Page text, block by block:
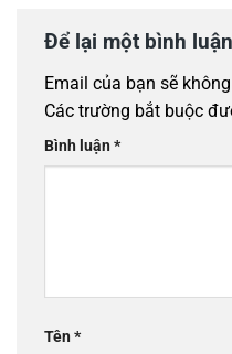
Để lại một bình luận
Email của bạn sẽ
Các trường bắt buộc
Bình luận*
Tên*